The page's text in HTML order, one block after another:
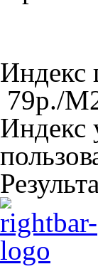
Индекс
79р./M
Индекс